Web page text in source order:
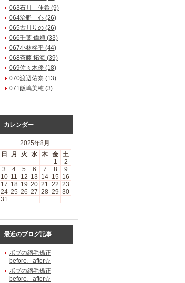
063石川 佳希 (9)
064治野 心 (26)
065古川りの (26)
066千葉 偉頼 (33)
067小林柊平 (44)
068斉藤 拓海 (39)
069佐々木優 (18)
070渡辺佑奈 (13)
071飯嶋美穂 (3)
カレンダー
2025年8月
日
月 火 水 木 金
土
1
2
3
4 5 6 7 8
9
10 11 12 13 14 15
16
17 18 19 20 21 22 23
24 25 26 27 28 29 30
31
最近のブログ記事
ボブの縮毛矯正
before、after☆
ボブの縮毛矯正
before、after☆